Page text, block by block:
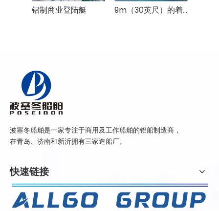
铝制商业登陆艇 9m（30英尺）的着陆船货船与驾驶室
波塞冬船舶是一家专注于商用及工作船舶的铝船制造商，
在青岛、济南和新沂拥有三家造船厂。
快速链接